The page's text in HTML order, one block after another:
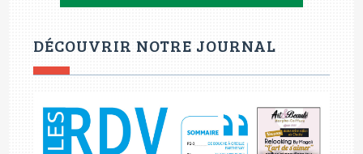
DÉCOUVRIR NOTRE JOURNAL